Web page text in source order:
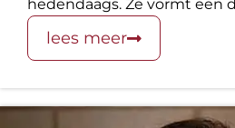
hedendaags. Ze vormt een
lees meer